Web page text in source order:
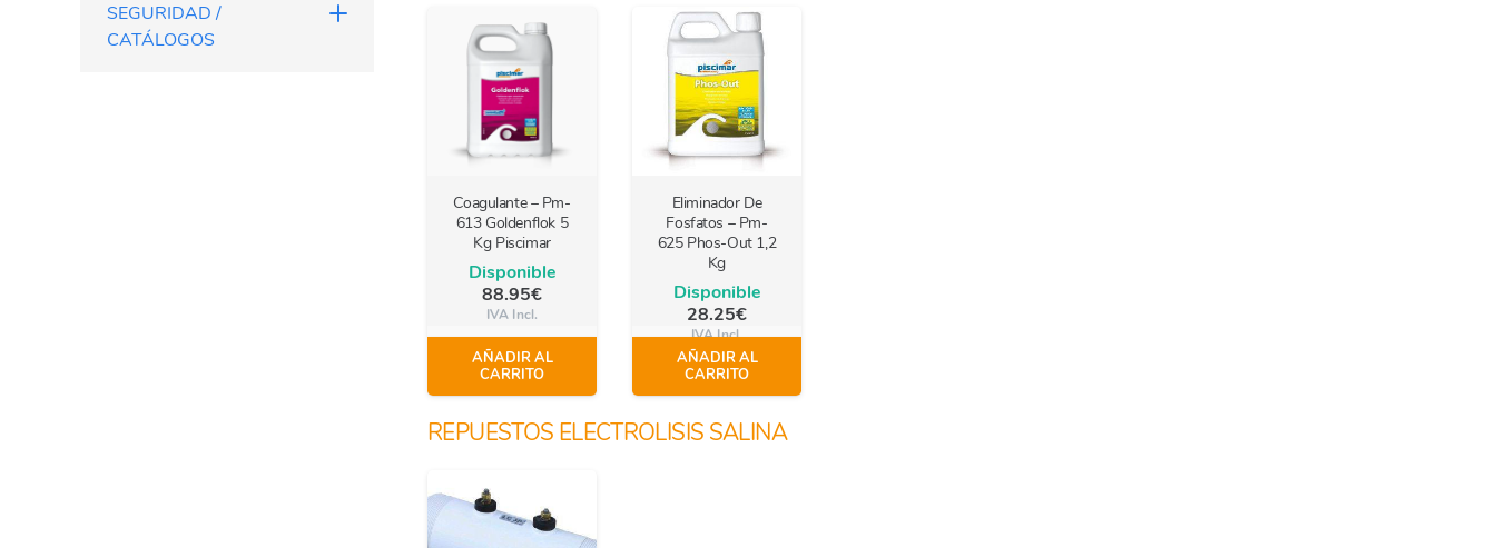
SEGURIDAD /
CATÁLOGOS
Coagulante – Pm-
613 Goldenflok 5
Kg Piscimar
Disponible
88.95€
IVA Incl.
AÑADIR AL
CARRITO
Eliminador De
Fosfatos – Pm-
625 Phos-Out 1,2
Kg
Disponible
28.25€
IVA Incl.
AÑADIR AL
CARRITO
REPUESTOS ELECTROLISIS SALINA